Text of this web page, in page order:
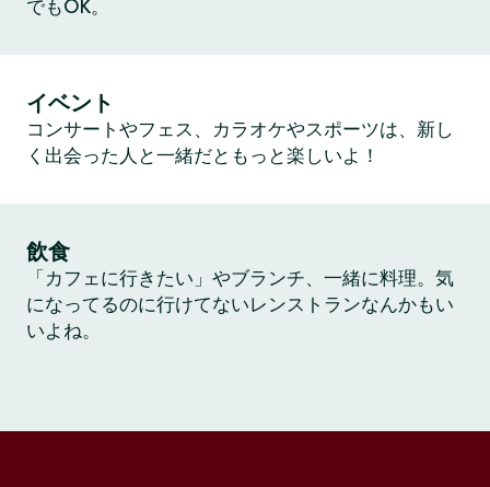
でもOK。
イベント
コンサートやフェス、カラオケやスポーツは、新し
く出会った人と一緒だともっと楽しいよ！
飲食
「カフェに行きたい」やブランチ、一緒に料理。気
になってるのに行けてないレンストランなんかもい
いよね。